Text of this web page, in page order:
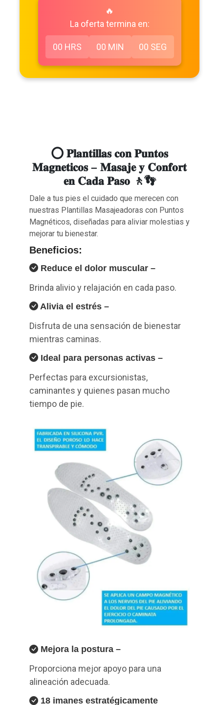
🔥
La oferta termina en:
00 HRS 00 MIN 00 SEG
⭕ 𝐏𝐥𝐚𝐧𝐭𝐢𝐥𝐥𝐚𝐬 𝐜𝐨𝐧 𝐏𝐮𝐧𝐭𝐨𝐬
𝐌𝐚𝐠𝐧𝐞𝐭𝐢𝐜𝐨𝐬 – 𝐌𝐚𝐬𝐚𝐣𝐞 𝐲 𝐂𝐨𝐧𝐟𝐨𝐫𝐭
𝐞𝐧 𝐂𝐚𝐝𝐚 𝐏𝐚𝐬𝐨 🚶👣
Dale a tus pies el cuidado que merecen con
nuestras Plantillas Masajeadoras con Puntos
Magnéticos, diseñadas para aliviar molestias y
mejorar tu bienestar.
Beneficios:
Reduce el dolor muscular –
Brinda alivio y relajación en cada paso.
Alivia el estrés –
Disfruta de una sensación de bienestar
mientras caminas.
Ideal para personas activas –
Perfectas para excursionistas,
caminantes y quienes pasan mucho
tiempo de pie.
Mejora la postura –
Proporciona mejor apoyo para una
alineación adecuada.
18 imanes estratégicamente